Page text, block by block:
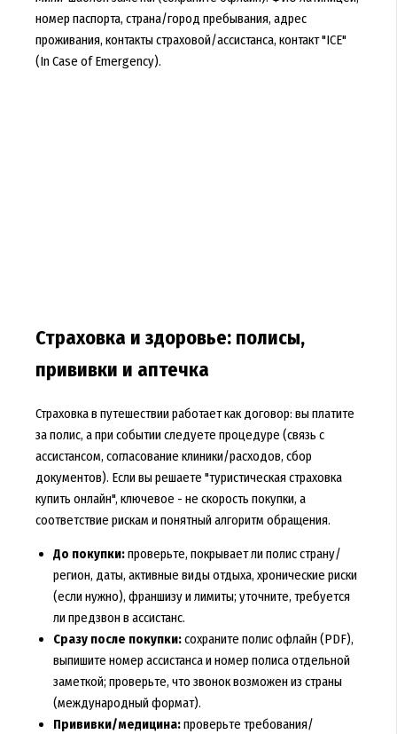
номер паспорта, страна/город пребывания, адрес
проживания, контакты страховой/ассистанса, контакт "ICE"
(In Case of Emergency).
Страховка и здоровье: полисы,
прививки и аптечка
Страховка в путешествии работает как договор: вы платите
за полис, а при событии следуете процедуре (связь с
ассистансом, согласование клиники/расходов, сбор
документов). Если вы решаете "туристическая страховка
купить онлайн", ключевое - не скорость покупки, а
соответствие рискам и понятный алгоритм обращения.
До покупки:проверьте, покрывает ли полис страну/
регион, даты, активные виды отдыха, хронические риски
(если нужно), франшизу и лимиты; уточните, требуется
ли предзвон в ассистанс.
Сразу после покупки:сохраните полис офлайн (PDF),
выпишите номер ассистанса и номер полиса отдельной
заметкой; проверьте, что звонок возможен из страны
(международный формат).
Прививки/медицина:проверьте требования/